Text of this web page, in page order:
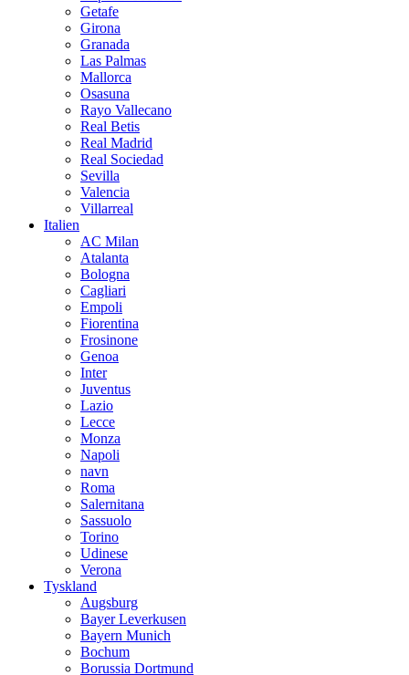
Getafe
Girona
Granada
Las Palmas
Mallorca
Osasuna
Rayo Vallecano
Real Betis
Real Madrid
Real Sociedad
Sevilla
Valencia
Villarreal
Italien
AC Milan
Atalanta
Bologna
Cagliari
Empoli
Fiorentina
Frosinone
Genoa
Inter
Juventus
Lazio
Lecce
Monza
Napoli
navn
Roma
Salernitana
Sassuolo
Torino
Udinese
Verona
Tyskland
Augsburg
Bayer Leverkusen
Bayern Munich
Bochum
Borussia Dortmund